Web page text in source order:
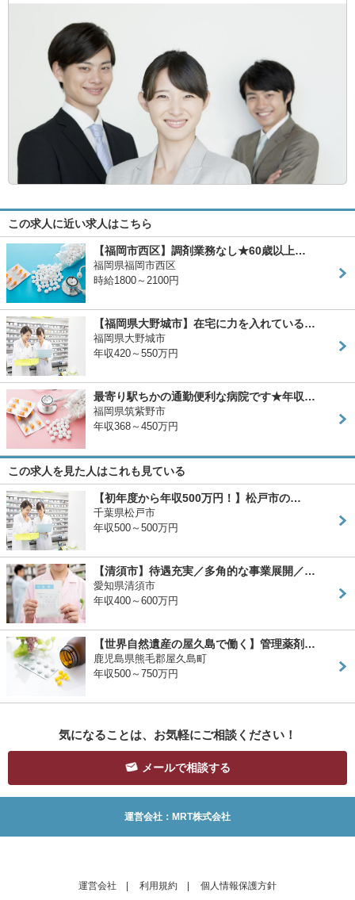
この求人に近い求人はこちら
【福岡市西区】調剤業務なし★60歳以上…
福岡県福岡市西区
時給1800～2100円
【福岡県大野城市】在宅に力を入れている…
福岡県大野城市
年収420～550万円
最寄り駅ちかの通勤便利な病院です★年収…
福岡県筑紫野市
年収368～450万円
この求人を見た人はこれも見ている
【初年度から年収500万円！】松戸市の…
千葉県松戸市
年収500～500万円
【清須市】待遇充実／多角的な事業展開／…
愛知県清須市
年収400～600万円
【世界自然遺産の屋久島で働く】管理薬剤…
鹿児島県熊毛郡屋久島町
年収500～750万円
気になることは、お気軽にご相談ください！
メールで相談する
運営会社：MRT株式会社
運営会社 利用規約
個人情報保護方針